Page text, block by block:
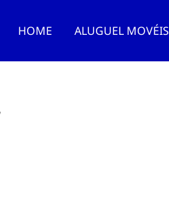
HOME ALUGUEL MOVÉIS